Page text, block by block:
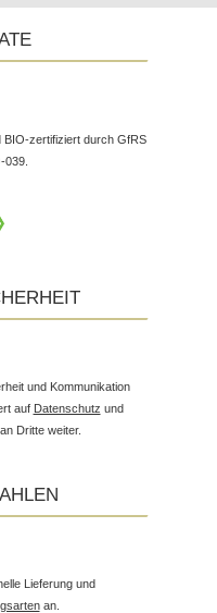
BIO-zertifiziert durch GfRS
039.
und Kommunikation
auf Datenschutz und
Dritte weiter.
Lieferung und
an.